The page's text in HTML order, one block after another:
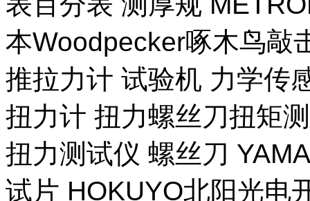
本Woodpecker啄木鸟敲
推拉力计 试验机 力学传
扭力计 扭力螺丝刀扭矩
扭力测试仪 螺丝刀
试片 HOKUYO北阳光电